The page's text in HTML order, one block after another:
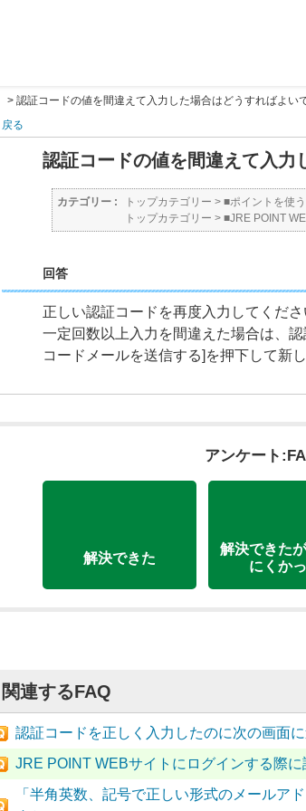
> 認証コードの値を間違えて入力した場合はどうすればよい
戻る
認証コードの値を間違えて入力
カテゴリー : トップカテゴリー > ■ポイントを使う
トップカテゴリー > ■JRE POINT
回答
正しい認証コードを再度入力してくださ
一定回数以上入力を間違えた場合は、
コードメールを送信する]を押下して新
アンケート
解決できた
解決できた
にくか
関連するFAQ
認証コードを正しく入力したのに次の画面
JRE POINT WEBサイトにログインする際
「半角英数、記号で正しい形式のメールア